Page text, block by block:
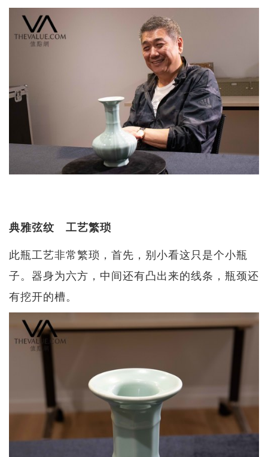
典雅弦纹 工艺繁琐
此瓶工艺非常繁琐，首先，别小看这只是个小瓶
子。器身为六方，中间还有凸出来的线条，瓶颈还
有挖开的槽。